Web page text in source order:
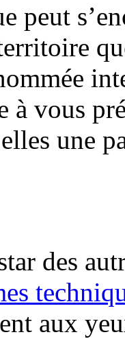
peut
à vous
une
des
aux